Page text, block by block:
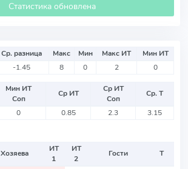
Статистика обновлена
Ср. разница Макс Мин Макс ИТ
Мин ИТ
-1.45 8 0 2 0
Мин ИТ
Соп
Ср ИТ
Ср ИТ
Соп
Ср. Т
0 0.85 2.3 3.15
Хозяева
ИТ
1
ИТ
2
Гости Т